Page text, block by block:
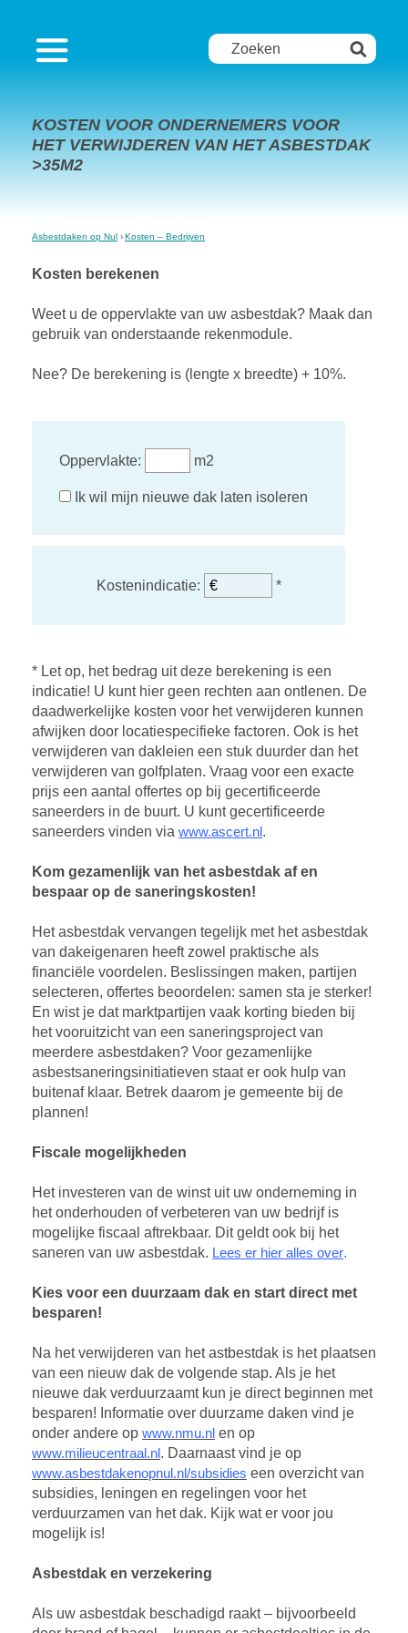
KOSTEN VOOR ONDERNEMERS VOOR
HET VERWIJDEREN VAN HET ASBESTDAK
>35M2
Asbestdaken op Nul Kosten – Bedrijven
Kosten berekenen
Weet u de oppervlakte van uw asbestdak? Maak dan
gebruik van onderstaande rekenmodule.
Nee? De berekening is (lengte x breedte) + 10%.
Oppervlakte: m2
Ik wil mijn nieuwe dak laten isoleren
Kostenindicatie: *
* Let op, het bedrag uit deze berekening is een
indicatie! U kunt hier geen rechten aan ontlenen. De
daadwerkelijke kosten voor het verwijderen kunnen
afwijken door locatiespecifieke factoren. Ook is het
verwijderen van dakleien een stuk duurder dan het
verwijderen van golfplaten. Vraag voor een exacte
prijs een aantal offertes op bij gecertificeerde
saneerders in de buurt. U kunt gecertificeerde
saneerders vinden via www.ascert.nl.
Kom gezamenlijk van het asbestdak af en
bespaar op de saneringskosten!
Het asbestdak vervangen tegelijk met het asbestdak
van dakeigenaren heeft zowel praktische als
financiële voordelen. Beslissingen maken, partijen
selecteren, offertes beoordelen: samen sta je sterker!
En wist je dat marktpartijen vaak korting bieden bij
het vooruitzicht van een saneringsproject van
meerdere asbestdaken? Voor gezamenlijke
asbestsaneringsinitiatieven staat er ook hulp van
buitenaf klaar. Betrek daarom je gemeente bij de
plannen!
Fiscale mogelijkheden
Het investeren van de winst uit uw onderneming in
het onderhouden of verbeteren van uw bedrijf is
mogelijke fiscaal aftrekbaar. Dit geldt ook bij het
saneren van uw asbestdak. Lees er hier alles over.
Kies voor een duurzaam dak en start direct met
besparen!
Na het verwijderen van het astbestdak is het plaatsen
van een nieuw dak de volgende stap. Als je het
nieuwe dak verduurzaamt kun je direct beginnen met
besparen! Informatie over duurzame daken vind je
onder andere op www.nmu.nl en op
www.milieucentraal.nl. Daarnaast vind je op
www.asbestdakenopnul.nl/subsidies een overzicht van
subsidies, leningen en regelingen voor het
verduurzamen van het dak. Kijk wat er voor jou
mogelijk is!
Asbestdak en verzekering
Als uw asbestdak beschadigd raakt – bijvoorbeeld